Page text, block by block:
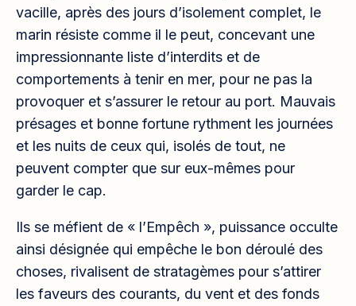
vacille, après des jours d’isolement complet, le
marin résiste comme il le peut, concevant une
impressionnante liste d’interdits et de
comportements à tenir en mer, pour ne pas la
provoquer et s’assurer le retour au port. Mauvais
présages et bonne fortune rythment les journées
et les nuits de ceux qui, isolés de tout, ne
peuvent compter que sur eux-mêmes pour
garder le cap.
Ils se méfient de « l’Empêch », puissance occulte
ainsi désignée qui empêche le bon déroulé des
choses, rivalisent de stratagèmes pour s’attirer
les faveurs des courants, du vent et des fonds